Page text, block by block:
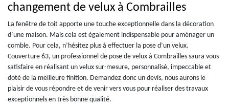
changement de velux à Combrailles
La fenêtre de toit apporte une touche exceptionnelle dans la décoration
d’une maison. Mais cela est également indispensable pour aménager un
comble. Pour cela, n’hésitez plus à effectuer la pose d’un velux.
Couverture 63, un professionnel de pose de velux à Combrailles saura vous
satisfaire en réalisant un velux sur-mesure, personnalisé, impeccable et
doté de la meilleure finition. Demandez donc un devis, nous aurons le
plaisir de vous répondre et de venir vers vous pour réaliser des travaux
exceptionnels en très bonne qualité.